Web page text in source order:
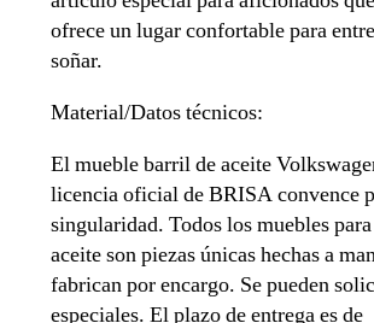
ofrece un lugar confortable para
soñar.
Material/Datos técnicos:
El mueble barril de aceite
licencia oficial de BRISA convence
singularidad. Todos los muebles
aceite son piezas únicas hechas a
fabrican por encargo. Se pueden
especiales. El plazo de entrega es de